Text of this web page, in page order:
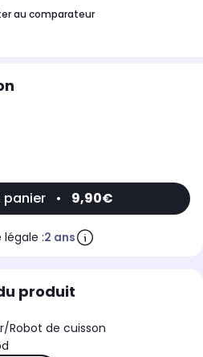
au comparateur
panier • 9,90€
légale :2 ans
produit
Robot de cuisson